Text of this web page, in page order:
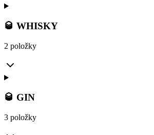
🥃 WHISKY
2 položky
🥃 GIN
3 položky